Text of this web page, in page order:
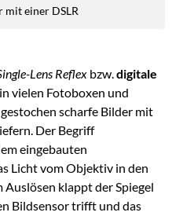
einer DSLR
Lens Reflex bzw.digitale
vielen Fotoboxen und
scharfe Bilder mit
Der Begriff
eingebauten
Licht vom Objektiv in den
Auslösen klappt der Spiegel
Bildsensor trifft und das